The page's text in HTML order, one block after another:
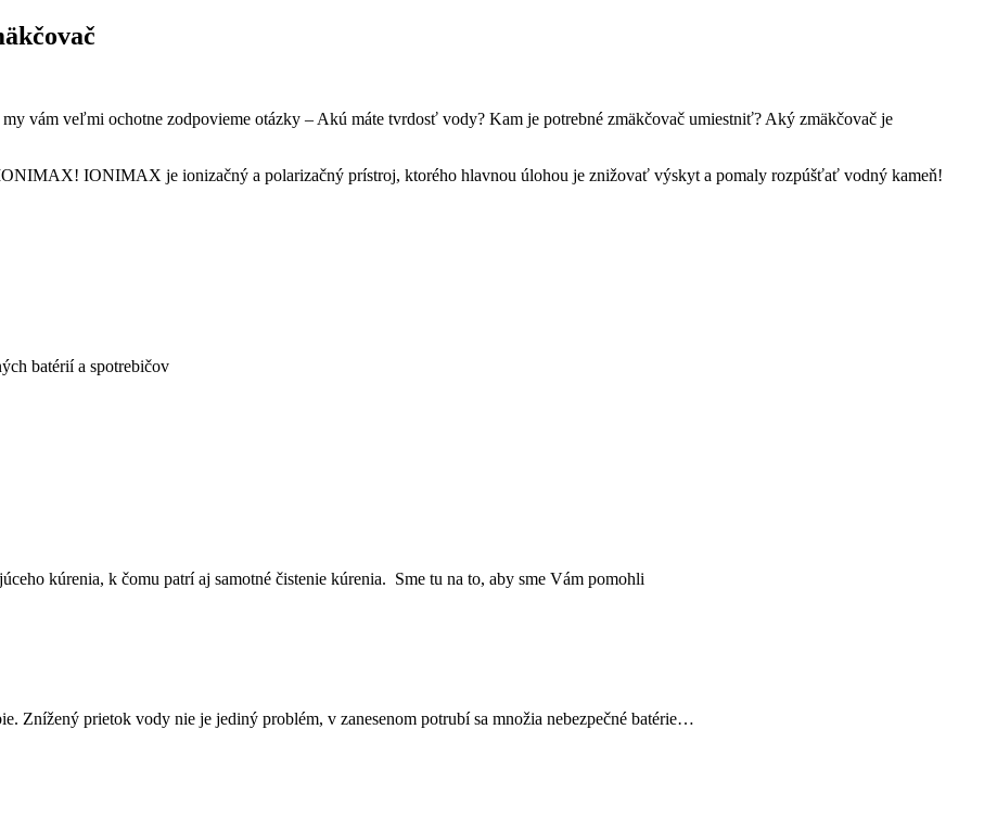
vám veľmi ochotne zodpovieme otázky – Akú máte tvrdosť vody? Kam je potrebné zmäkčovač umiestniť? Aký zmäkčovač je
IONIMAX je ionizačný a polarizačný prístroj, ktorého hlavnou úlohou je znižovať výskyt a pomaly rozpúšťať vodný kameň!
batérií a spotrebičov
kúrenia, k čomu patrí aj samotné čistenie kúrenia. Sme tu na to, aby sme Vám pomohli
Znížený prietok vody nie je jediný problém, v zanesenom potrubí sa množia nebezpečné batérie…